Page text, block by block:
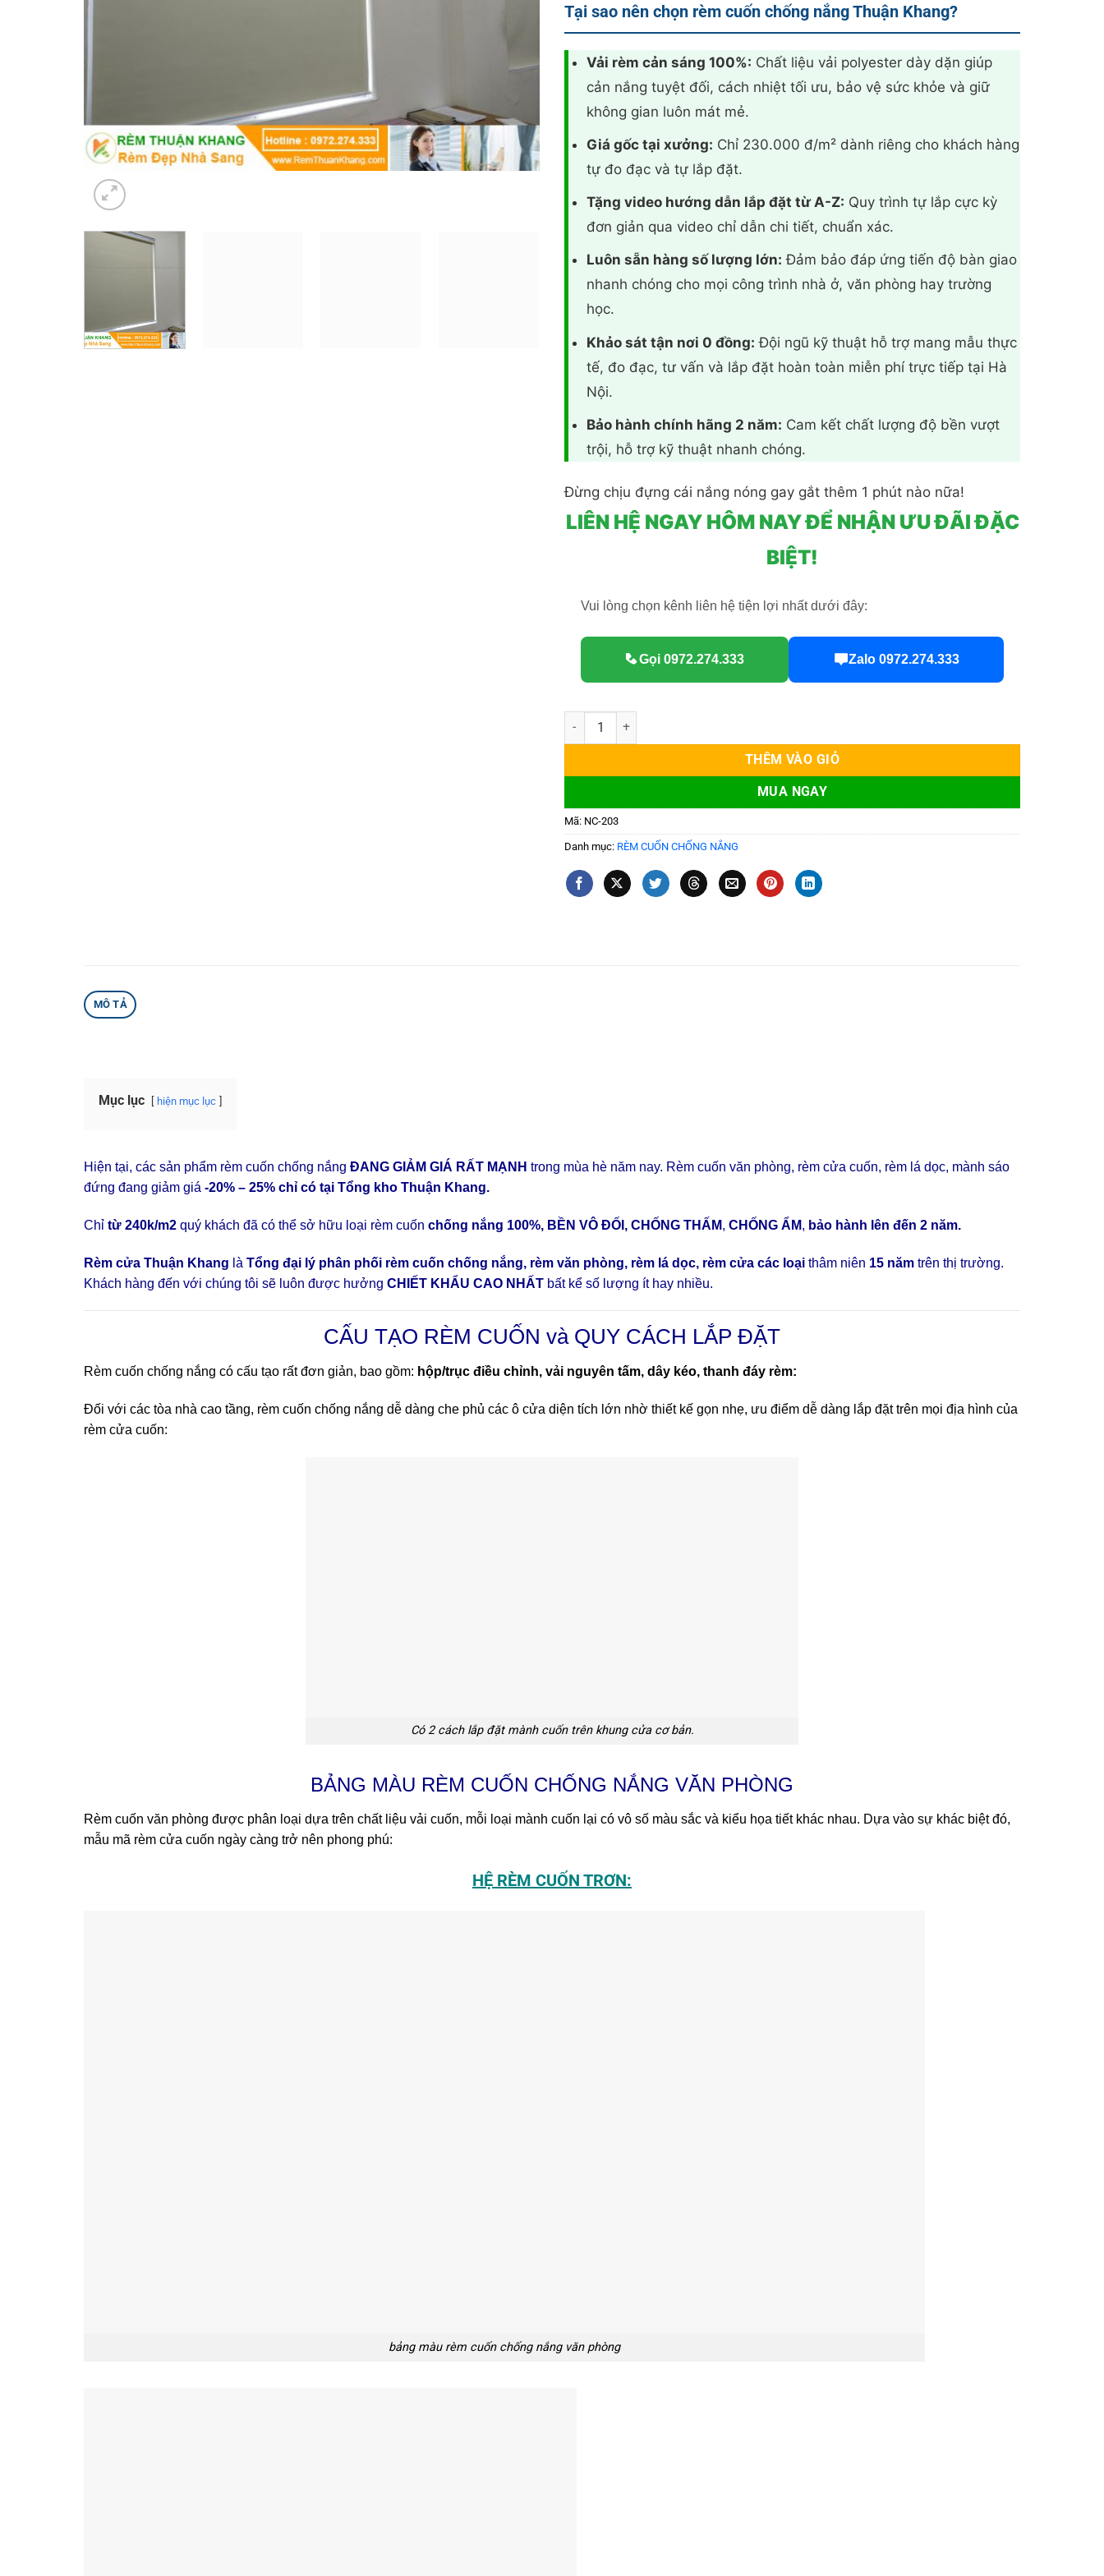
230.000₫.
Tại sao nên chọn rèm cuốn chống nắng Thuận Khang?
Vải rèm cản sáng 100%: Chất liệu vải polyester dày dặn giúp
cản nắng tuyệt đối, cách nhiệt tối ưu, bảo vệ sức khỏe và giữ
không gian luôn mát mẻ.
Giá gốc tại xưởng: Chỉ 230.000 đ/m² dành riêng cho khách hàng
tự đo đạc và tự lắp đặt.
Tặng video hướng dẫn lắp đặt từ A-Z: Quy trình tự lắp cực kỳ
đơn giản qua video chỉ dẫn chi tiết, chuẩn xác.
Luôn sẵn hàng số lượng lớn: Đảm bảo đáp ứng tiến độ bàn giao
nhanh chóng cho mọi công trình nhà ở, văn phòng hay trường
học.
Khảo sát tận nơi 0 đồng: Đội ngũ kỹ thuật hỗ trợ mang mẫu thực
tế, đo đạc, tư vấn và lắp đặt hoàn toàn miễn phí trực tiếp tại Hà
Nội.
Bảo hành chính hãng 2 năm: Cam kết chất lượng độ bền vượt
trội, hỗ trợ kỹ thuật nhanh chóng.
Đừng chịu đựng cái nắng nóng gay gắt thêm 1 phút nào nữa!
LIÊN HỆ NGAY HÔM NAY ĐỂ NHẬN ƯU ĐÃI ĐẶC
BIỆT!
Vui lòng chọn kênh liên hệ tiện lợi nhất dưới đây:
Gọi 0972.274.333 Zalo 0972.274.333
Rèm cuốn chống nắng văn phòng đẹp mã NC-203 số lượng
THÊM VÀO GIỎ
MUA NGAY
Mã: NC-203
Danh mục: RÈM CUỐN CHỐNG NẮNG
MÔ TẢ
Mục lục hiện mục lục
Hiện tại, các sản phẩm rèm cuốn chống nắng ĐANG GIẢM GIÁ RẤT MẠNH trong mùa hè năm nay. Rèm cuốn văn phòng, rèm cửa cuốn, rèm lá dọc, mành sáo
đứng đang giảm giá -20% – 25% chỉ có tại Tổng kho Thuận Khang.
Chỉ từ 240k/m2 quý khách đã có thể sở hữu loại rèm cuốn chống nắng 100%, BỀN VÔ ĐỐI, CHỐNG THẤM, CHỐNG ẨM, bảo hành lên đến 2 năm.
Rèm cửa Thuận Khang là Tổng đại lý phân phối rèm cuốn chống nắng, rèm văn phòng, rèm lá dọc, rèm cửa các loại thâm niên 15 năm trên thị trường.
Khách hàng đến với chúng tôi sẽ luôn được hưởng CHIẾT KHẨU CAO NHẤT bất kể số lượng ít hay nhiều.
CẤU TẠO RÈM CUỐN và QUY CÁCH LẮP ĐẶT
Rèm cuốn chống nắng có cấu tạo rất đơn giản, bao gồm: hộp/trục điều chỉnh, vải nguyên tấm, dây kéo, thanh đáy rèm:
Đối với các tòa nhà cao tầng, rèm cuốn chống nắng dễ dàng che phủ các ô cửa diện tích lớn nhờ thiết kế gọn nhẹ, ưu điểm dễ dàng lắp đặt trên mọi địa hình của
rèm cửa cuốn:
Có 2 cách lắp đặt mành cuốn trên khung cửa cơ bản.
BẢNG MÀU RÈM CUỐN CHỐNG NẮNG VĂN PHÒNG
Rèm cuốn văn phòng được phân loại dựa trên chất liệu vải cuốn, mỗi loại mành cuốn lại có vô số màu sắc và kiểu họa tiết khác nhau. Dựa vào sự khác biệt đó,
mẫu mã rèm cửa cuốn ngày càng trở nên phong phú:
HỆ RÈM CUỐN TRƠN:
bảng màu rèm cuốn chống nắng văn phòng